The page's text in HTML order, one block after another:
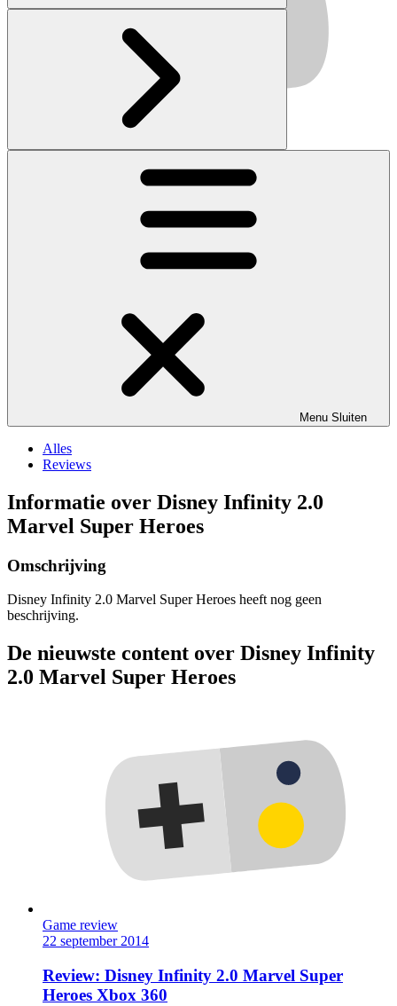
Menu Sluiten
Alles
Reviews
Informatie over Disney Infinity 2.0
Marvel Super Heroes
Omschrijving
Disney Infinity 2.0 Marvel Super Heroes heeft nog geen
beschrijving.
De nieuwste content over Disney Infinity
2.0 Marvel Super Heroes
Game review
22 september 2014
Review: Disney Infinity 2.0 Marvel Super
Heroes Xbox 360